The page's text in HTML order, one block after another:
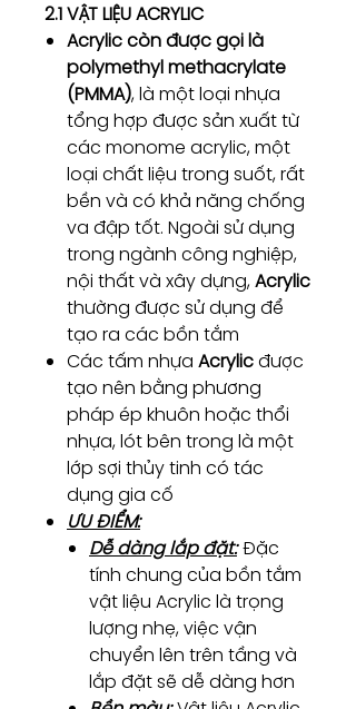
2.1 VẬT LIỆU ACRYLIC
Acrylic còn được gọi là
polymethyl methacrylate
(PMMA), là một loại nhựa
tổng hợp được sản xuất từ
các monome acrylic, một
loại chất liệu trong suốt, rất
bền và có khả năng chống
va đập tốt. Ngoài sử dụng
trong ngành công nghiệp,
nội thất và xây dựng,Acrylic
thường được sử dụng để
tạo ra các bồn tắm
Các tấm nhựa Acrylicđược
tạo nên bằng phương
pháp ép khuôn hoặc thổi
nhựa, lót bên trong là một
lớp sợi thủy tinh có tác
dụng gia cố
ƯU ĐIỂM:
Dễ dàng lắp đặt:Đặc
tính chung của bồn tắm
vật liệu Acrylic là trọng
lượng nhẹ, việc vận
chuyển lên trên tầng và
lắp đặt sẽ dễ dàng hơn